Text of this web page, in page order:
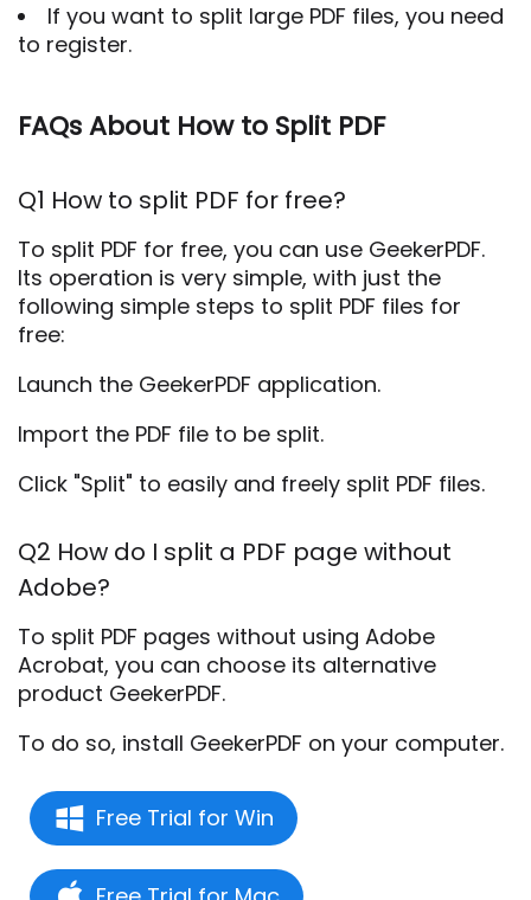
If you want to split large PDF files, you need
to register.
FAQs About How to Split PDF
Q1 How to split PDF for free?
To split PDF for free, you can use GeekerPDF.
Its operation is very simple, with just the
following simple steps to split PDF files for
free:
Launch the GeekerPDF application.
Import the PDF file to be split.
Click "Split" to easily and freely split PDF files.
Q2 How do I split a PDF page without
Adobe?
To split PDF pages without using Adobe
Acrobat, you can choose its alternative
product GeekerPDF.
To do so, install GeekerPDF on your computer.
Free Trial for Win